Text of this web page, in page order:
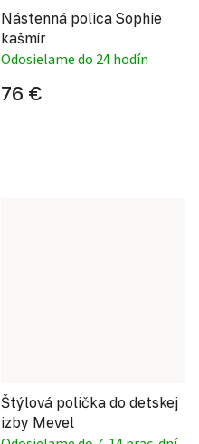
Nástenná polica Sophie
kašmír
Odosielame do 24 hodín
76 €
Štýlová polička do detskej
izby Mevel